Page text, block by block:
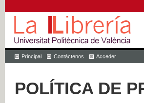
Principal Contáctenos Acceder
POLÍTICA DE